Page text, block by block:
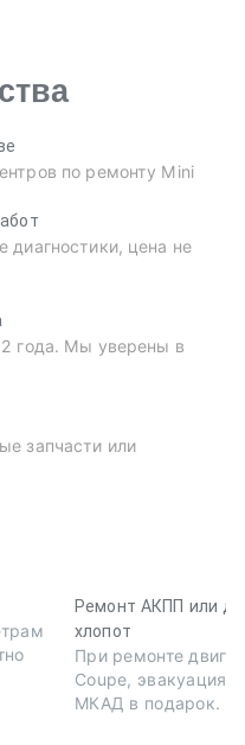
по ремонту Mini
диагностики, цена не
года. Мы уверены в
запчасти или
Ремонт АКПП или
хлопот
При ремонте
Coupe, эвакуация
МКАД в подарок.